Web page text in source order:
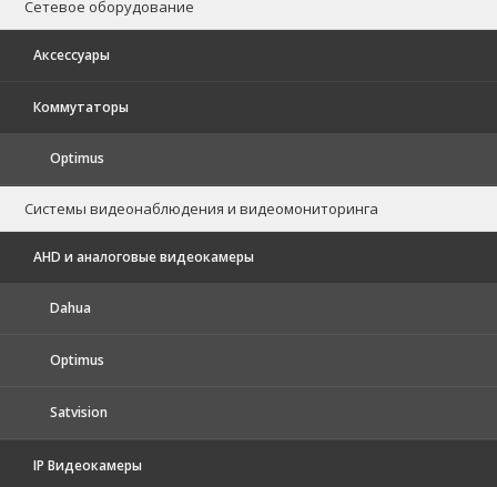
Сетевое оборудование
Аксессуары
Коммутаторы
Optimus
Системы видеонаблюдения и видеомониторинга
AHD и аналоговые видеокамеры
Dahua
Optimus
Satvision
IP Видеокамеры